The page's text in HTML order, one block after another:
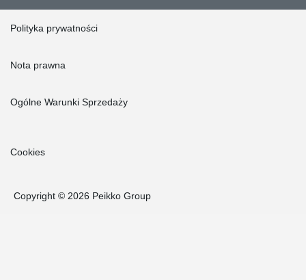
Polityka prywatności
Nota prawna
Ogólne Warunki Sprzedaży
Cookies
Copyright © 2026 Peikko Group